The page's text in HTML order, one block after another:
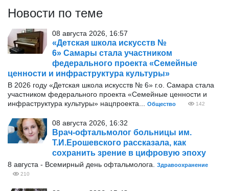
Новости по теме
08 августа 2026, 16:57
«Детская школа искусств №
6» Самары стала участником
федерального проекта «Семейные
ценности и инфраструктура культуры»
В 2026 году «Детская школа искусств № 6» г.о. Самара стала
участником федерального проекта «Семейные ценности и
инфраструктура культуры» нацпроекта...
Общество 142
08 августа 2026, 16:32
Врач-офтальмолог больницы им.
Т.И.Ерошевского рассказала, как
сохранить зрение в цифровую эпоху
8 августа - Всемирный день офтальмолога. Здравоохранение
210